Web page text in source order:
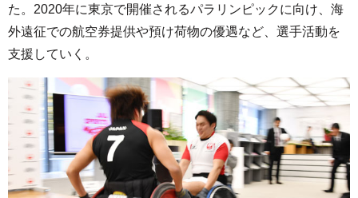
た。2020年に東京で開催されるパラリンピックに向け、海
外遠征での航空券提供や預け荷物の優遇など、選手活動を
支援していく。